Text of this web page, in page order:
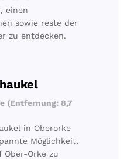
einen
sowie reste der
zu entdecken.
(Entfernung: 8,7
in Oberorke
Möglichkeit,
Ober-Orke zu